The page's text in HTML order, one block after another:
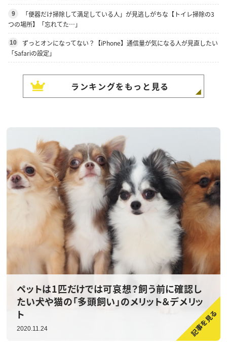
9
「便器だけ掃除して満足している人」が見逃しがちな【トイレ掃除の3
つの場所】「忘れてた…」
10
ずっとオンになってない？【iPhone】通信量が気になる人が見直したい
「Safariの設定」
ランキングをもっと見る
ペットは1匹だけでは可哀想？飼う前に確認し
たい犬や猫の「多頭飼い」のメリット＆デメリッ
ト
2020.11.24